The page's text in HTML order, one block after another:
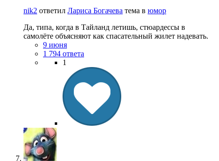
nik2 ответил Лариса Богачева тема в юмор
Да, типа, когда в Тайланд летишь, стюардессы в
самолёте объясняют как спасательный жилет надевать.
9 июня
1 794 ответа
1